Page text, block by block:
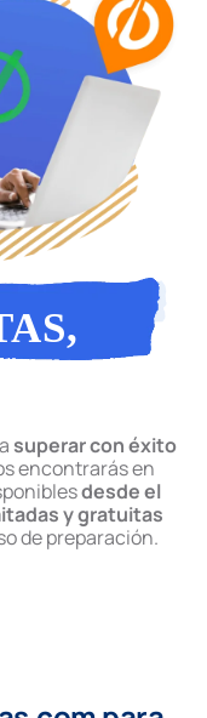
superar con éxito
encontrarás en
desde el
y gratuitas
de preparación.